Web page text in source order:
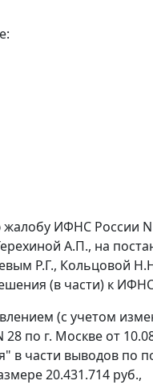
жалобу ИФНС России
А.П., на
Р.Г., Кольцовой
(в части) к ИФНС
(с учетом
по г. Москве от
в части выводов по
20.431.714 руб.,